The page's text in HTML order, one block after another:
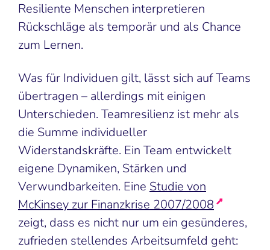
Resiliente Menschen interpretieren
Rückschläge als temporär und als Chance
zum Lernen.
Was für Individuen gilt, lässt sich auf Teams
übertragen – allerdings mit einigen
Unterschieden. Teamresilienz ist mehr als
die Summe individueller
Widerstandskräfte. Ein Team entwickelt
eigene Dynamiken, Stärken und
Verwundbarkeiten. Eine Studie von
McKinsey zur Finanzkrise 2007/2008
zeigt, dass es nicht nur um ein gesünderes,
zufrieden stellendes Arbeitsumfeld geht: